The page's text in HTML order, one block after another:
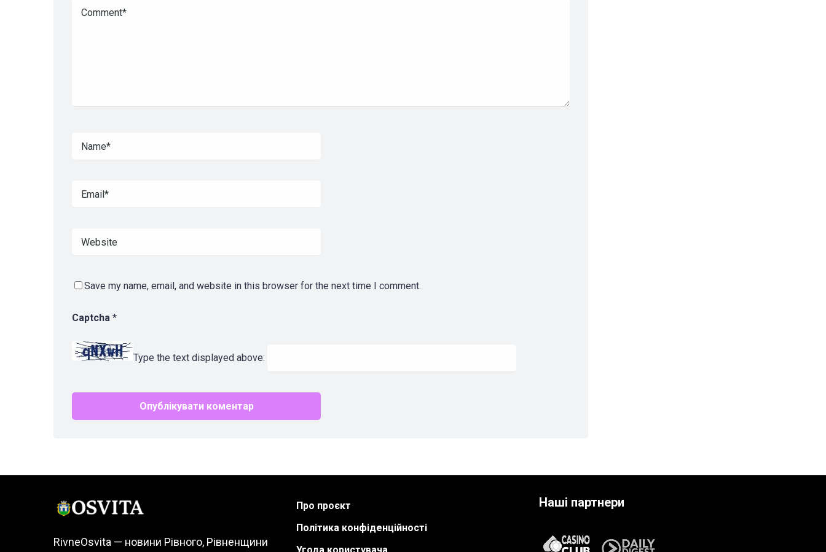
Save my name, email, and website in this browser for the next time I comment.
Captcha *
Type the text displayed above:
RivneOsvita — новини Рівного, Рівненщини
Про проєкт
Політика конфіденційності
Наші партнери